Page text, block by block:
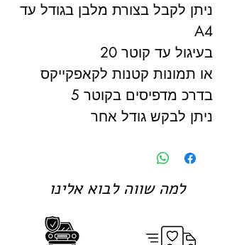
ניתן לקבל בצורת מלבן בגודל עד
A4
בעיגול עד קוטר 20
או תמונות קטנות לקאפקייקס
בדרכ מדפיסים בקוטר 5
ניתן לבקש גודל אחר
למה שווה לבוא אלינו